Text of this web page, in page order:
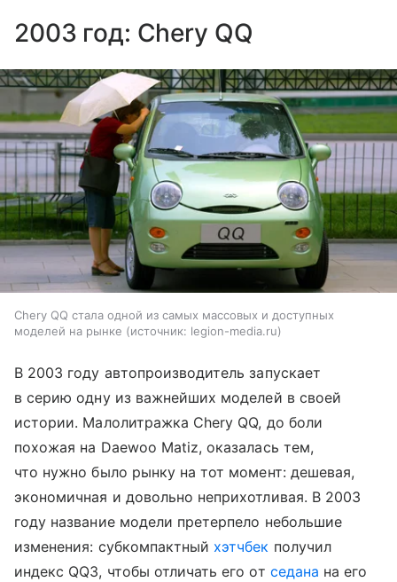
2003 год: Chery QQ
Chery QQ стала одной из самых массовых и доступных
моделей на рынке
источник: legion-media.ru
В 2003 году автопроизводитель запускает
в серию одну из важнейших моделей в своей
истории. Малолитражка Chery QQ, до боли
похожая на Daewoo Matiz, оказалась тем,
что нужно было рынку на тот момент: дешевая,
экономичная и довольно неприхотливая. В 2003
году название модели претерпело небольшие
изменения: субкомпактный хэтчбек получил
индекс QQ3, чтобы отличать его от седана на его